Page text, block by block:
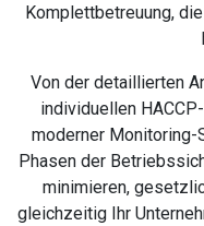
Komplettbetreuung,
Von der detaillierten
individuellen
moderner
Phasen der
minimieren,
gleichzeitig Ihr